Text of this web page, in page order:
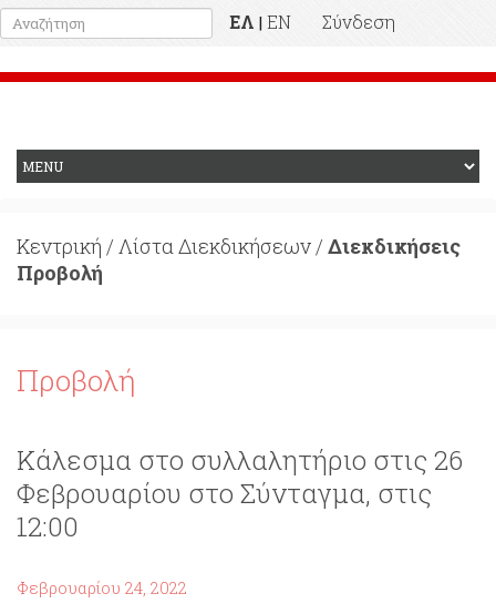
ΕΛ | EN
Σύνδεση
Κεντρική / Λίστα Διεκδικήσεων/ Διεκδικήσεις
Προβολή
Προβολή
Κάλεσμα στο συλλαλητήριο στις 26
Φεβρουαρίου στο Σύνταγμα, στις
12:00
Φεβρουαρίου 24, 2022